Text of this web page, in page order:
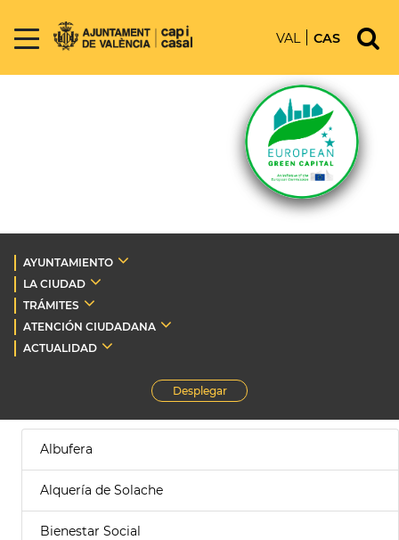
VAL CAS
AYUNTAMIENTO
LA CIUDAD
TRÁMITES
ATENCIÓN CIUDADANA
ACTUALIDAD
Desplegar
Albufera
Alquería de Solache
Bienestar Social